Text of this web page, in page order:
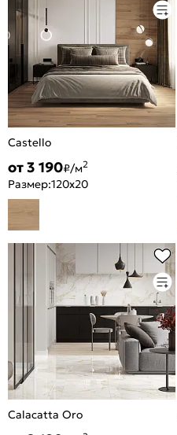
Castello
от 3 190₽/м2
Размер:120x20
Calacatta Oro